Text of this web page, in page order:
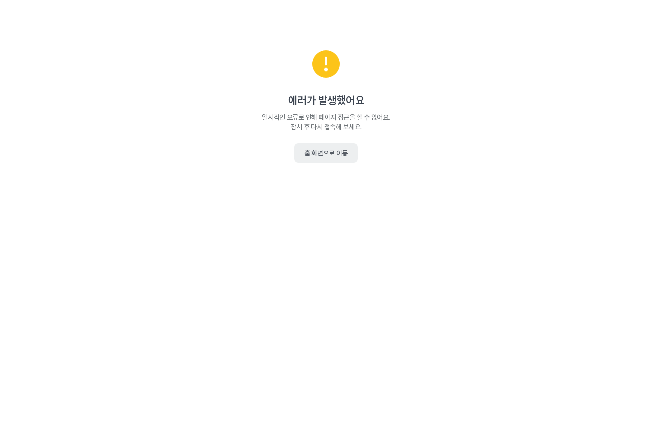
에러가 발생했어요
일시적인 오류로 인해 페이지 접근을 할 수 없어요.
잠시 후 다시 접속해 보세요.
홈 화면으로 이동